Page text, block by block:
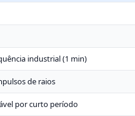
industrial (1 min)
de raios
por curto período